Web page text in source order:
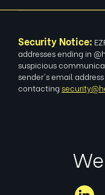
Security Notice:
addresses ending in
suspicious
sender's email
contacting